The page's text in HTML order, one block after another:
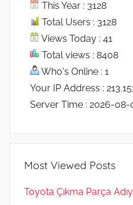
This Year : 3128
Total Users : 3128
Views Today : 41
Total views : 8408
Who's Online : 1
Your IP Address :
Server Time : 2026-08-
Most Viewed Posts
Toyota Çıkma Parça